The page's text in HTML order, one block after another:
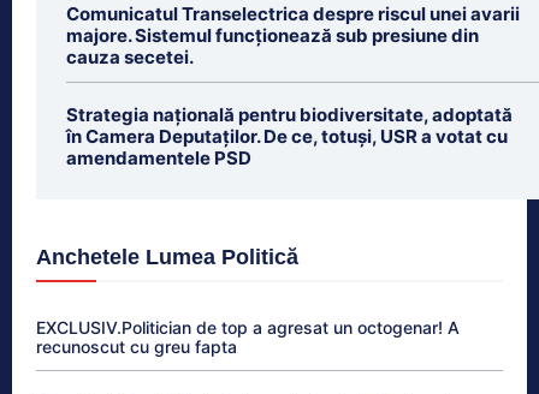
Comunicatul Transelectrica despre riscul unei avarii
majore. Sistemul funcționează sub presiune din
cauza secetei.
Strategia națională pentru biodiversitate, adoptată
în Camera Deputaților. De ce, totuși, USR a votat cu
amendamentele PSD
Anchetele Lumea Politică
EXCLUSIV.Politician de top a agresat un octogenar! A
recunoscut cu greu fapta